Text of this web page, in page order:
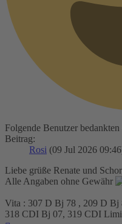
Folgende Benutzer
Beitrag:
Rosi (09 Jul 2026
Liebe grüße Renate und
Alle Angaben ohne Gewähr
Vita : 307 D Bj 78 , 209 D
318 CDI Bj 07, 319 CDI